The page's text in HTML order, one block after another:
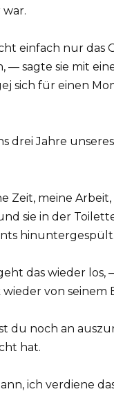
einfach nur das
— sagte sie mit
sich für einen
drei Jahre
Zeit, meine
sie in der
hinuntergespült.
das wieder los,
von seinem
du noch an
hat.
ich verdiene